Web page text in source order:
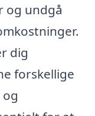
og undgå
dig
forskellige